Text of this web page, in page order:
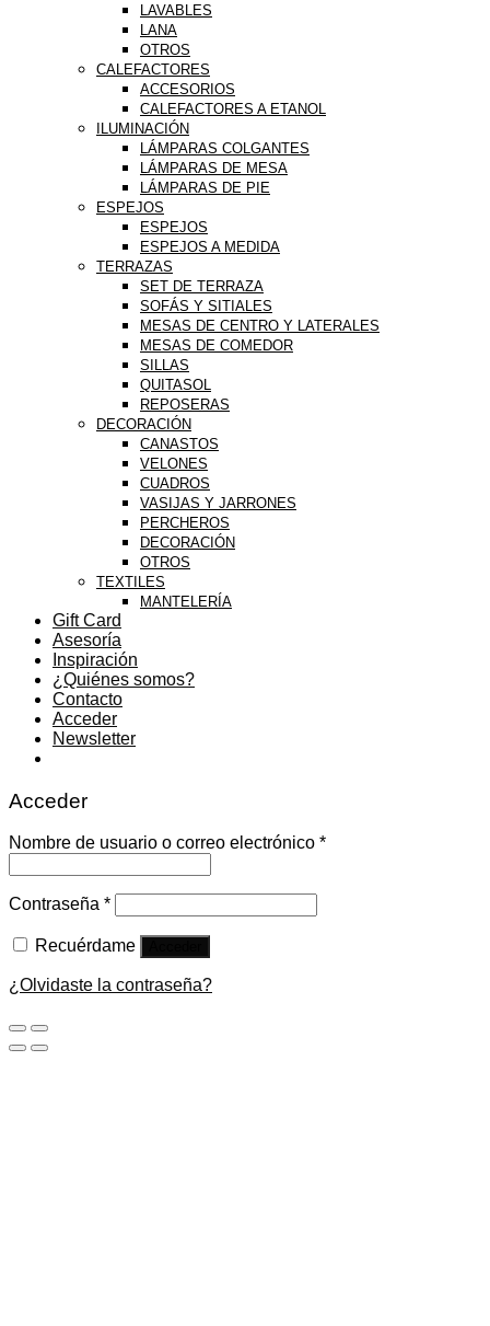
LAVABLES
LANA
OTROS
CALEFACTORES
ACCESORIOS
CALEFACTORES A ETANOL
ILUMINACIÓN
LÁMPARAS COLGANTES
LÁMPARAS DE MESA
LÁMPARAS DE PIE
ESPEJOS
ESPEJOS
ESPEJOS A MEDIDA
TERRAZAS
SET DE TERRAZA
SOFÁS Y SITIALES
MESAS DE CENTRO Y LATERALES
MESAS DE COMEDOR
SILLAS
QUITASOL
REPOSERAS
DECORACIÓN
CANASTOS
VELONES
CUADROS
VASIJAS Y JARRONES
PERCHEROS
DECORACIÓN
OTROS
TEXTILES
MANTELERÍA
Gift Card
Asesoría
Inspiración
¿Quiénes somos?
Contacto
Acceder
Newsletter
Acceder
Nombre de usuario o correo electrónico *
Contraseña *
Recuérdame
¿Olvidaste la contraseña?